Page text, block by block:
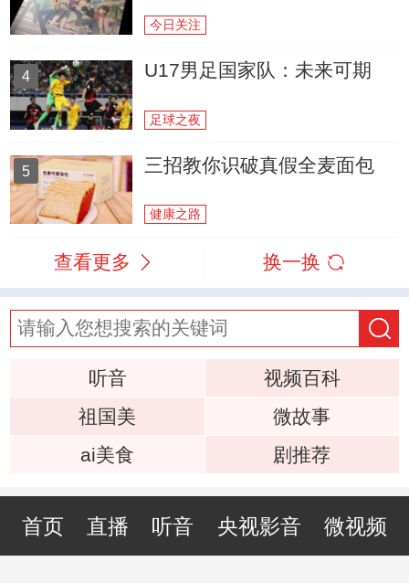
今日关注
4 U17男足国家队：未来可期
足球之夜
5 三招教你识破真假全麦面包
健康之路
查看更多 换一换
听音
视频百科
祖国美
微故事
ai美食
剧推荐
首页 直播 听音 央视影音 微视频